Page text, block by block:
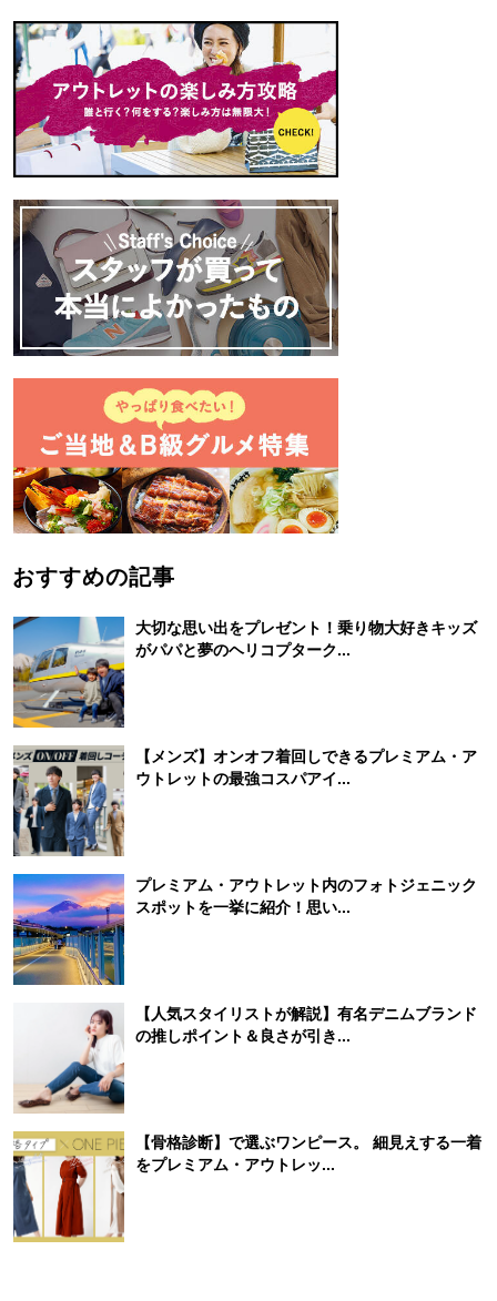
おすすめの記事
大切な思い出をプレゼント！乗り物大好きキッズ
がパパと夢のヘリコプターク...
【メンズ】オンオフ着回しできるプレミアム・ア
ウトレットの最強コスパアイ...
プレミアム・アウトレット内のフォトジェニック
スポットを一挙に紹介！思い...
【人気スタイリストが解説】有名デニムブランド
の推しポイント＆良さが引き...
【骨格診断】で選ぶワンピース。 細見えする一着
をプレミアム・アウトレッ...